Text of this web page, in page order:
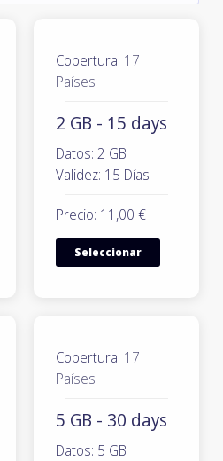
Cobertura: 17
Países
2 GB - 15 days
Datos: 2 GB
Validez: 15 Días
Precio: 11,00 €
Seleccionar
Cobertura: 17
Países
5 GB - 30 days
Datos: 5 GB